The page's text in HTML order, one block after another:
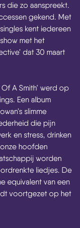
die zo aanspreekt.
gekend. Met
kent iedereen
met het
dat 30 maart
A Smith’ werd op
Een album
slimme
die pijn
en stress, drinken
hoofden
worden
liedjes. De
equivalent van een
voortgezet op het